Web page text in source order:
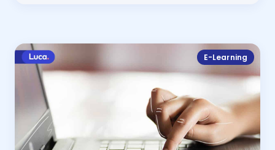
E-Learning